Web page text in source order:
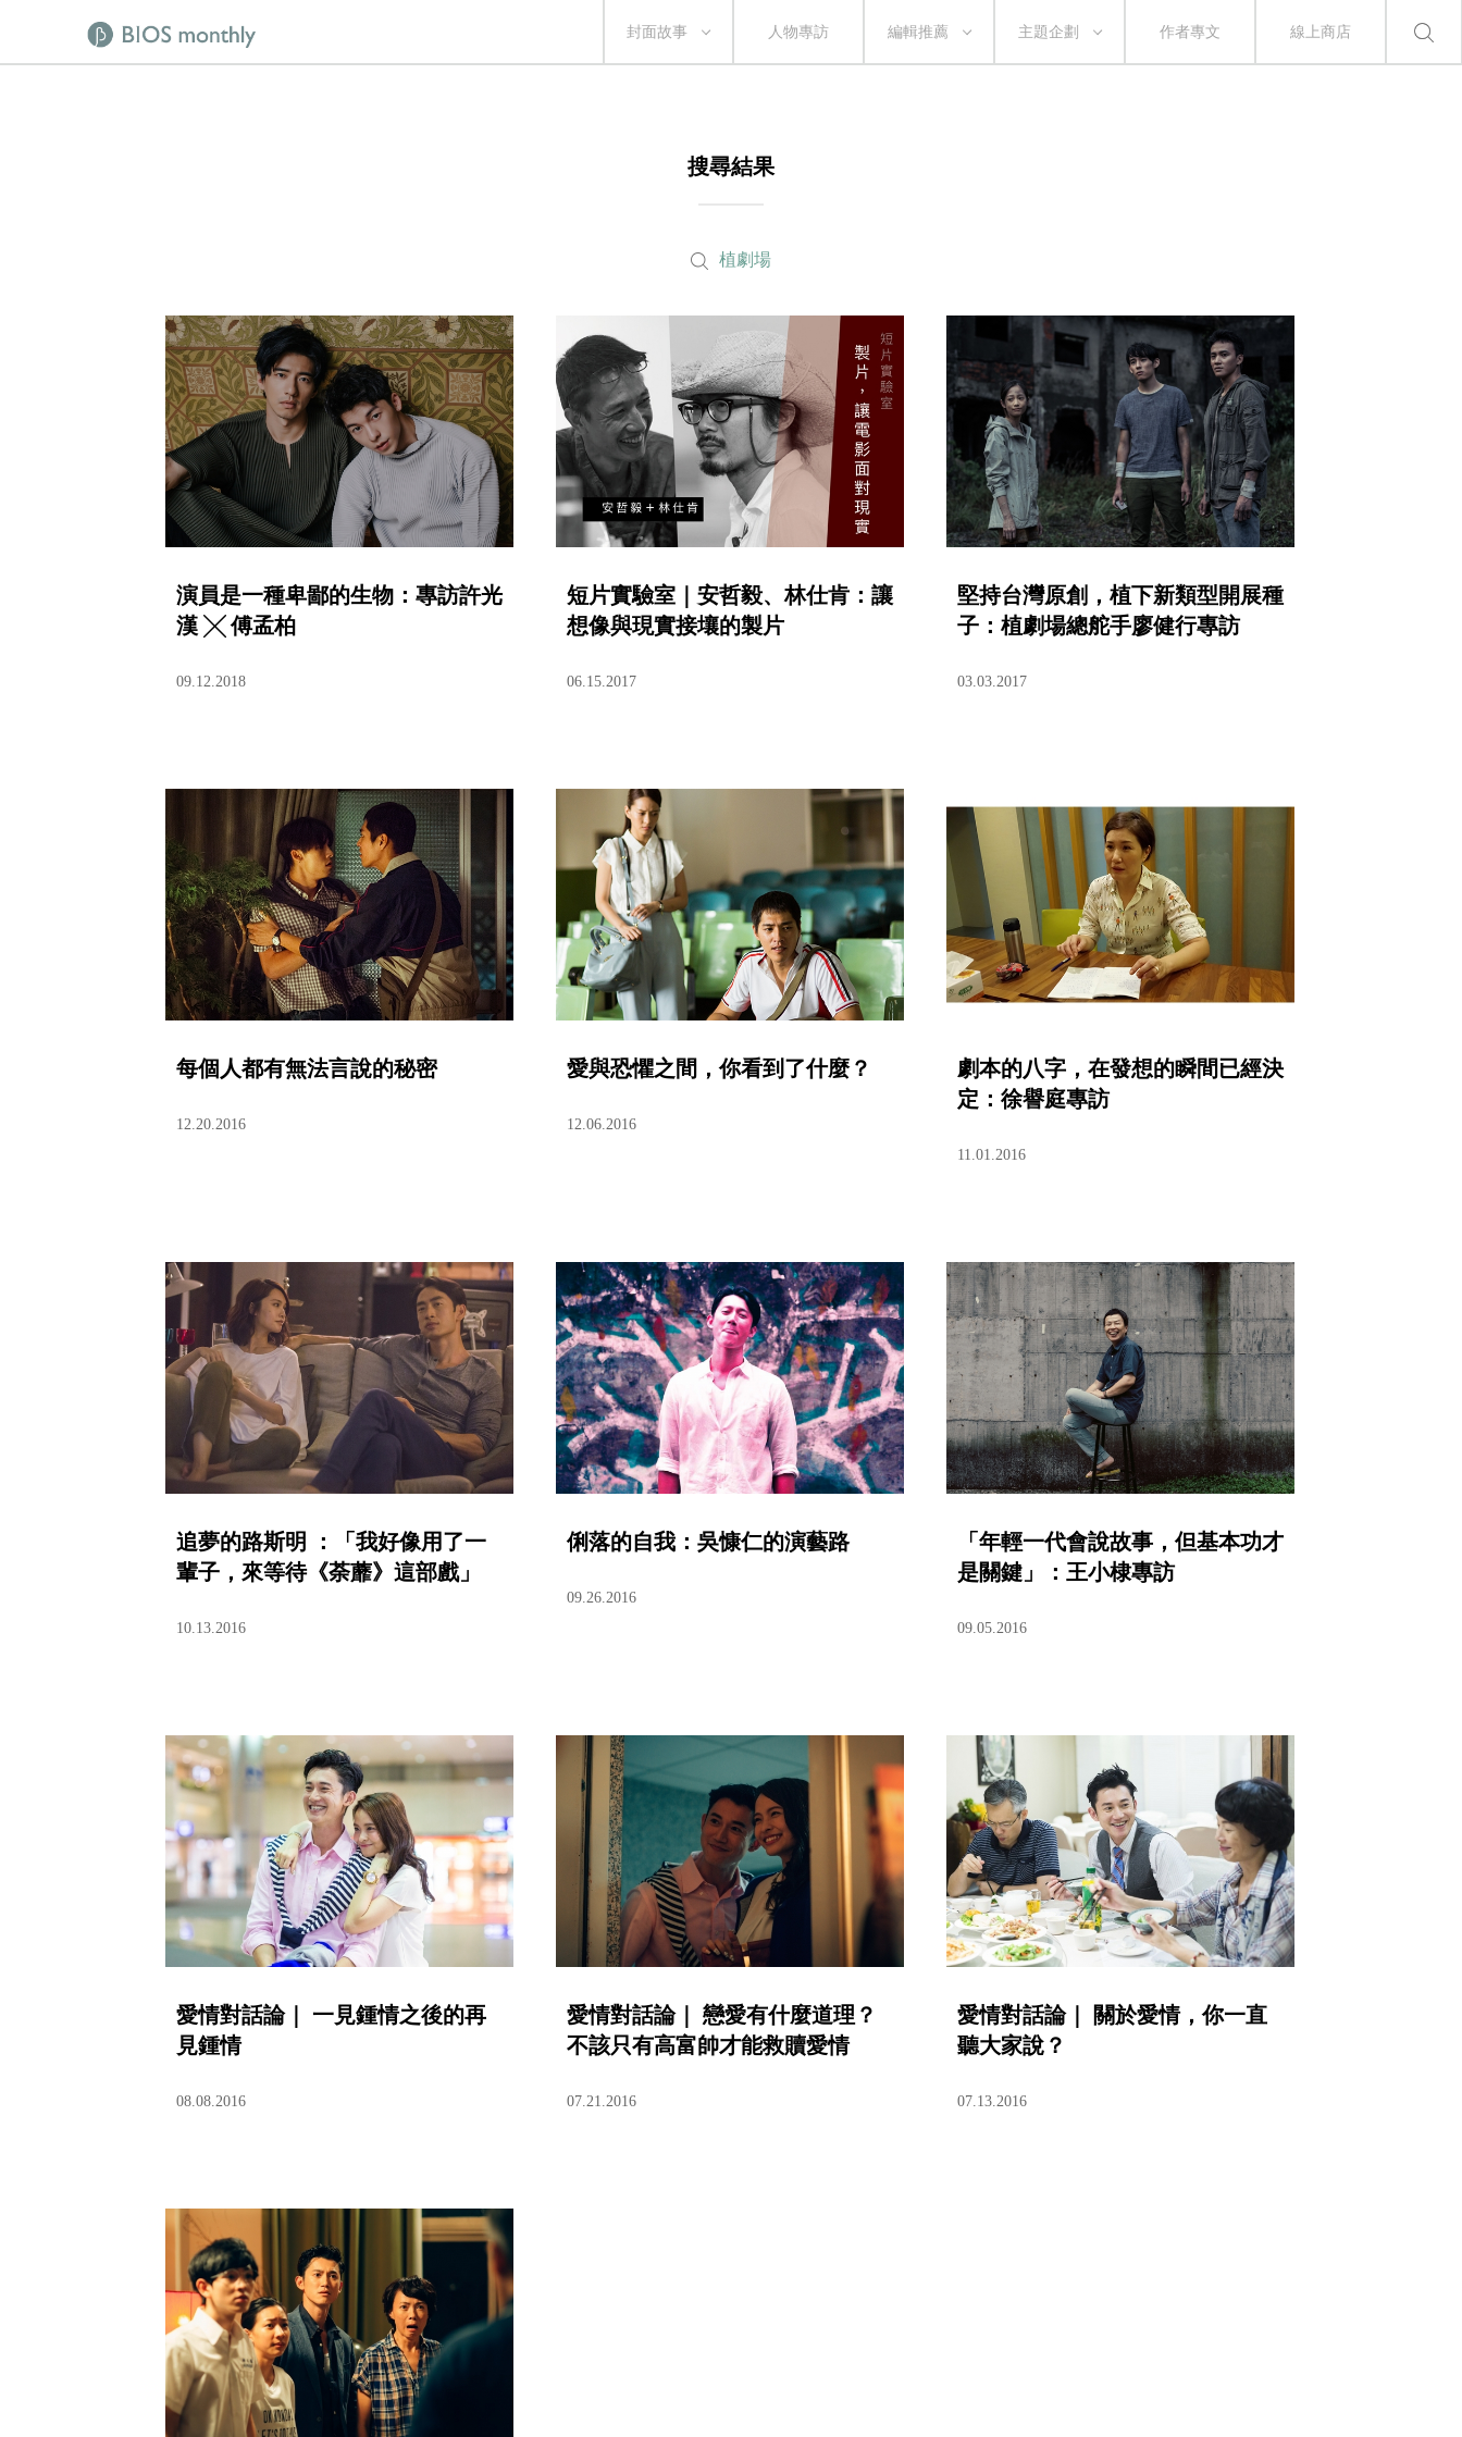
封面故事 人物專訪 編輯推薦 主題企劃 作者專文 線上商店
搜尋結果
植劇場
演員是一種卑鄙的生物：專訪許光
漢 ╳ 傅孟柏
09.12.2018
短片實驗室｜安哲毅、林仕肯：讓
想像與現實接壤的製片
06.15.2017
堅持台灣原創，植下新類型開展種
子：植劇場總舵手廖健行專訪
03.03.2017
每個人都有無法言說的秘密
12.20.2016
愛與恐懼之間，你看到了什麼？
12.06.2016
劇本的八字，在發想的瞬間已經決
定：徐譽庭專訪
11.01.2016
追夢的路斯明 ：「我好像用了一
輩子，來等待《荼蘼》這部戲」
10.13.2016
俐落的自我：吳慷仁的演藝路
09.26.2016
「年輕一代會說故事，但基本功才
是關鍵」：王小棣專訪
09.05.2016
愛情對話論｜ 一見鍾情之後的再
見鍾情
08.08.2016
愛情對話論｜ 戀愛有什麼道理？
不該只有高富帥才能救贖愛情
07.21.2016
愛情對話論｜ 關於愛情，你一直
聽大家說？
07.13.2016